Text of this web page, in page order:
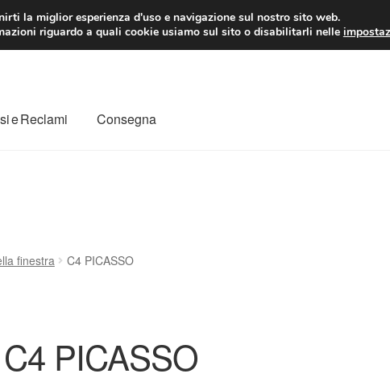
7 EUR Lun-Ven
e Reclami Consegna
finestra C4 PICASSO
C4 PICASSO
la miglior esperienza d'uso e navigazione sul nostro sito web.
riguardo a quali cookie usiamo sul sito o disabilitarli nelle